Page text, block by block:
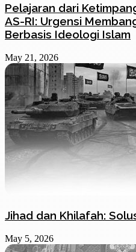
Pelajaran dari
AS-RI: Urgensi
Berbasis Ideologi Islam
May 21, 2026
Jihad dan Khilafah:
May 5, 2026